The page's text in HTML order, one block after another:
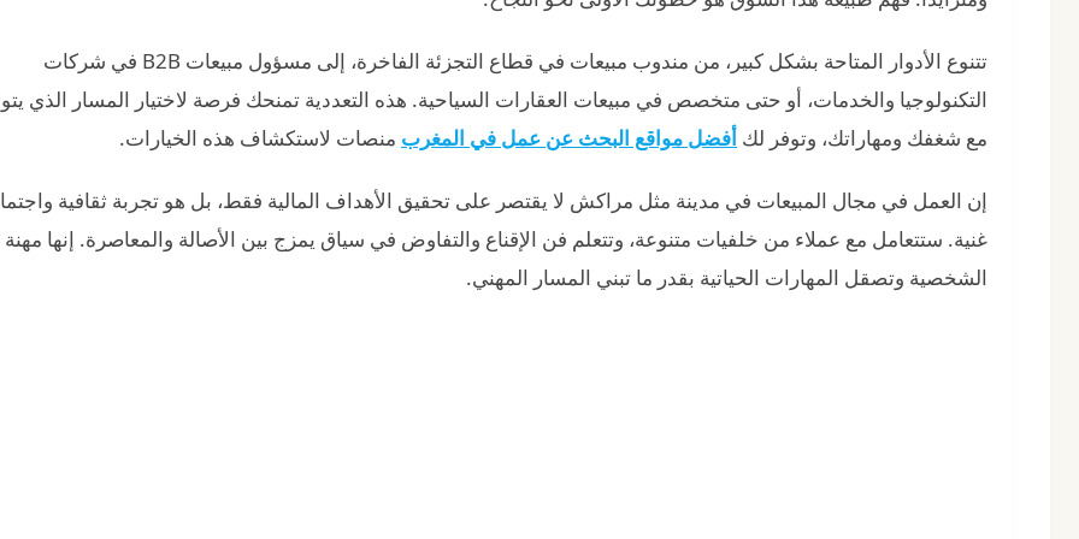
تتنوع الأدوار المتاحة بشكل كبير، من مندوب مبيعات في قطاع التجزئة الفاخرة، إلى مسؤول مبيعات B2B في شركات
التكنولوجيا والخدمات، أو حتى متخصص في مبيعات العقارات السياحية. هذه التعددية تمنحك فرصة لاختيار المسار الذي
مع شغفك ومهاراتك، وتوفر لك أفضل مواقع البحث عن عمل في المغرب منصات لاستكشاف هذه الخيارات.
إن العمل في مجال المبيعات في مدينة مثل مراكش لا يقتصر على تحقيق الأهداف المالية فقط، بل هو تجربة ثقافية
غنية. ستتعامل مع عملاء من خلفيات متنوعة، وتتعلم فن الإقناع والتفاوض في سياق يمزج بين الأصالة والمعاصرة. إنها مهنة
الشخصية وتصقل المهارات الحياتية بقدر ما تبني المسار المهني.